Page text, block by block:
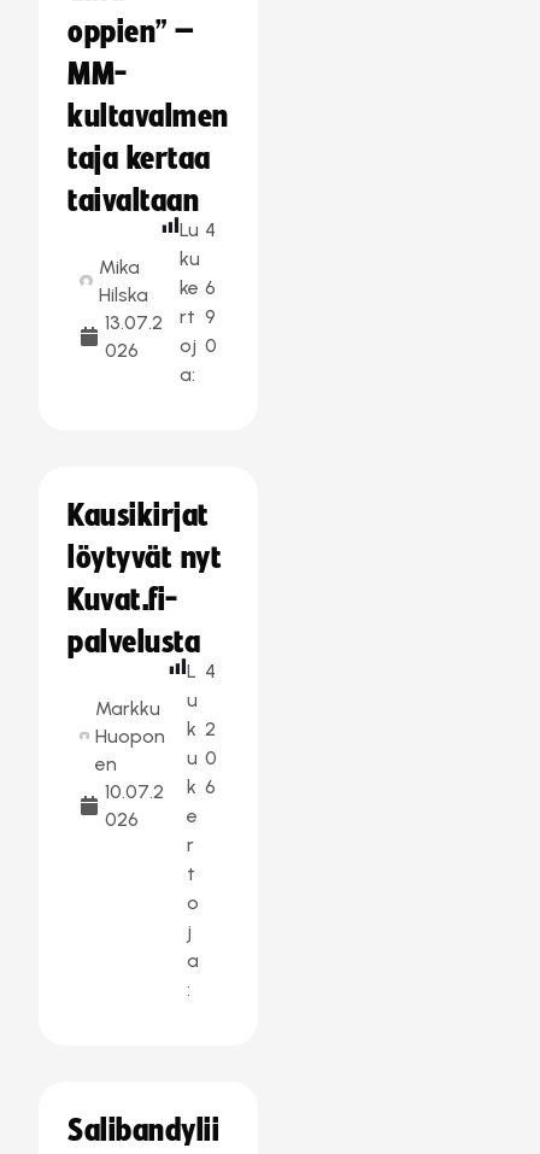
oppien” –
MM-
kultavalmen
taja kertaa
taivaltaan
Mika
Hilska
13.07.2
026
Lu
ku
ke
rt
oj
a:
4
6
9
0
Kausikirjat
löytyvät nyt
Kuvat.fi-
palvelusta
Markku
Huopon
en
10.07.2
026
L
u
k
u
k
e
r
t
o
j
a
:
4
2
0
6
Salibandylii